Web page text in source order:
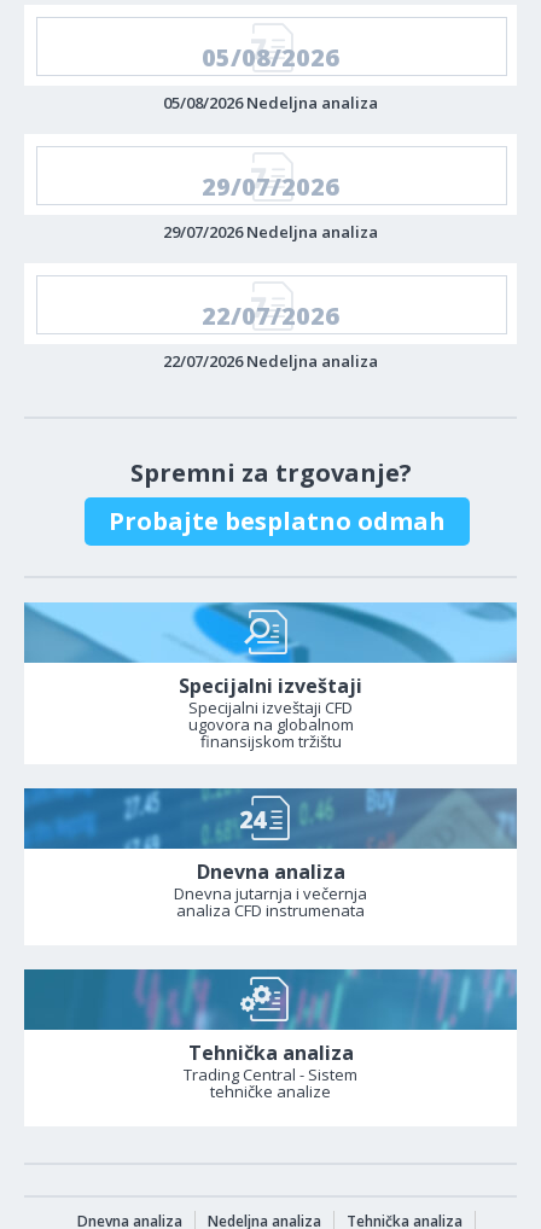
05/08/2026
05/08/2026 Nedeljna analiza
29/07/2026
29/07/2026 Nedeljna analiza
22/07/2026
22/07/2026 Nedeljna analiza
Spremni za trgovanje?
Probajte besplatno odmah
Specijalni izveštaji
Specijalni izveštaji CFD
ugovora na globalnom
finansijskom tržištu
Dnevna analiza
Dnevna jutarnja i večernja
analiza CFD instrumenata
Tehnička analiza
Trading Central - Sistem
tehničke analize
Dnevna analiza Nedeljna analiza Tehnička analiza